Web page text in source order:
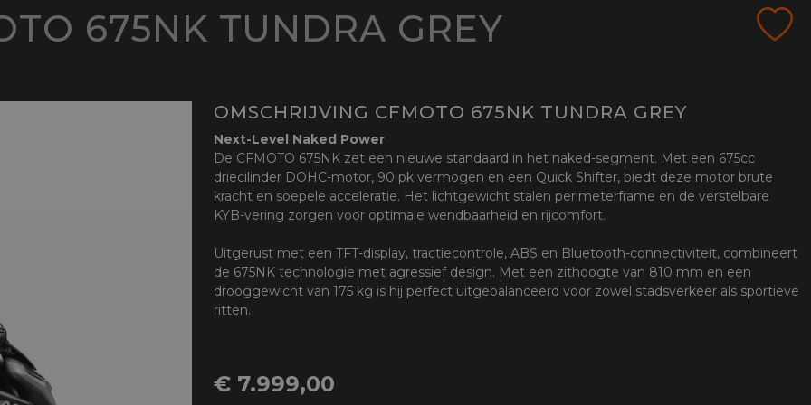
675NK TUNDRA GREY
OMSCHRIJVING CFMOTO 675NK TUNDRA GREY
Next-Level Naked Power
De CFMOTO 675NK zet een nieuwe standaard in het naked-segment. Met een 675cc
driecilinder DOHC-motor, 90 pk vermogen en een Quick Shifter, biedt deze motor brute
kracht en soepele acceleratie. Het lichtgewicht stalen perimeterframe en de verstelbare
KYB-vering zorgen voor optimale wendbaarheid en rijcomfort.
Uitgerust met een TFT-display, tractiecontrole, ABS en Bluetooth-connectiviteit, combineert
de 675NK technologie met agressief design. Met een zithoogte van 810 mm en een
drooggewicht van 175 kg is hij perfect uitgebalanceerd voor zowel stadsverkeer als sportieve
ritten.
€ 7.999,00